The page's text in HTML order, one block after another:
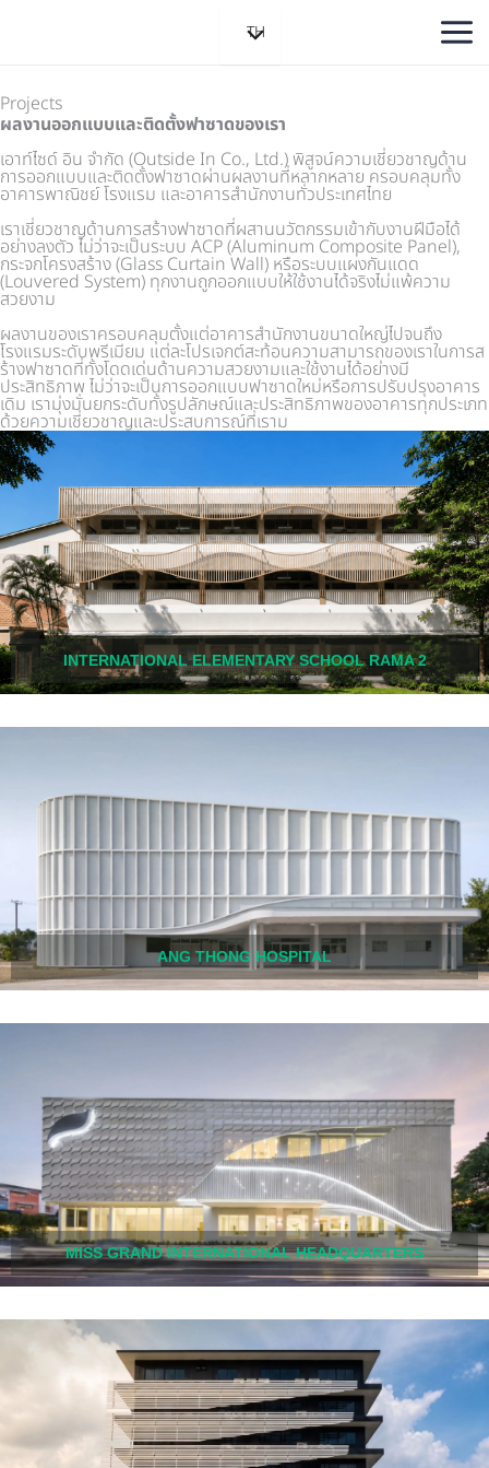
TH
Projects
ผลงานออกแบบและติดตั้งฟาซาดของเรา
เอาท์ไซด์ อิน จำกัด (Outside In Co., Ltd.) พิสูจน์ความเชี่ยวชาญด้าน
การออกแบบและติดตั้งฟาซาดผ่านผลงานที่หลากหลาย ครอบคลุมทั้ง
อาคารพาณิชย์ โรงแรม และอาคารสำนักงานทั่วประเทศไทย
เราเชี่ยวชาญด้านการสร้างฟาซาดที่ผสานนวัตกรรมเข้ากับงานฝีมือได้
อย่างลงตัว ไม่ว่าจะเป็นระบบ ACP (Aluminum Composite Panel),
กระจกโครงสร้าง (Glass Curtain Wall) หรือระบบแผงกันแดด
(Louvered System) ทุกงานถูกออกแบบให้ใช้งานได้จริงไม่แพ้ความ
สวยงาม
ผลงานของเราครอบคลุมตั้งแต่อาคารสำนักงานขนาดใหญ่ไปจนถึง
โรงแรมระดับพรีเมียม แต่ละโปรเจกต์สะท้อนความสามารถของเราในการส
ร้างฟาซาดที่ทั้งโดดเด่นด้านความสวยงามและใช้งานได้อย่างมี
ประสิทธิภาพ ไม่ว่าจะเป็นการออกแบบฟาซาดใหม่หรือการปรับปรุงอาคาร
เดิม เรามุ่งมั่นยกระดับทั้งรูปลักษณ์และประสิทธิภาพของอาคารทุกประเภท
ด้วยความเชี่ยวชาญและประสบการณ์ที่เราม
INTERNATIONAL ELEMENTARY SCHOOL RAMA 2
ANG THONG HOSPITAL
MISS GRAND INTERNATIONAL HEADQUARTERS